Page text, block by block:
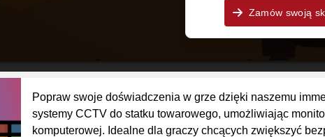
Zamów swoją
Popraw swoje doświadczenia w grze dzięki naszemu
systemy CCTV do statku towarowego, umożliwiając
komputerowej. Idealne dla graczy chcących zwiększyć